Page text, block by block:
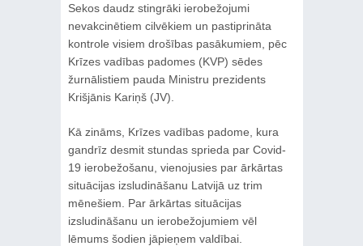
Sekos daudz stingrāki ierobežojumi
nevakcinētiem cilvēkiem un pastiprināta
kontrole visiem drošības pasākumiem, pēc
Krīzes vadības padomes (KVP) sēdes
žurnālistiem pauda Ministru prezidents
Krišjānis Kariņš (JV).
Kā zināms, Krīzes vadības padome, kura
gandrīz desmit stundas sprieda par Covid-
19 ierobežošanu, vienojusies par ārkārtas
situācijas izsludināšanu Latvijā uz trim
mēnešiem. Par ārkārtas situācijas
izsludināšanu un ierobežojumiem vēl
lēmums šodien jāpieņem valdībai.